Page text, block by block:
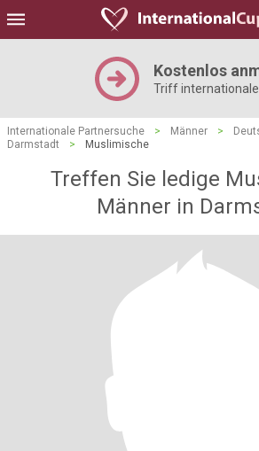
Kostenlos
Triff
Internationale Partnersuche > Männer >
Darmstadt
> Muslimische
Treffen Sie ledige
Männer in